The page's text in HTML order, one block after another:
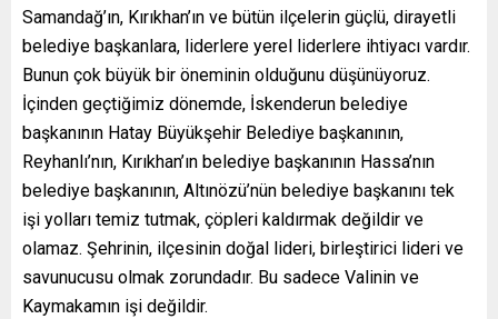
Samandağ’ın, Kırıkhan’ın ve bütün ilçelerin güçlü, dirayetli
belediye başkanlara, liderlere yerel liderlere ihtiyacı vardır.
Bunun çok büyük bir öneminin olduğunu düşünüyoruz.
İçinden geçtiğimiz dönemde, İskenderun belediye
başkanının Hatay Büyükşehir Belediye başkanının,
Reyhanlı’nın, Kırıkhan’ın belediye başkanının Hassa’nın
belediye başkanının, Altınözü’nün belediye başkanını tek
işi yolları temiz tutmak, çöpleri kaldırmak değildir ve
olamaz. Şehrinin, ilçesinin doğal lideri, birleştirici lideri ve
savunucusu olmak zorundadır. Bu sadece Valinin ve
Kaymakamın işi değildir.